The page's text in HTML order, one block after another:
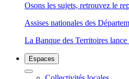
Osons les sujets, retrouvez le
Assises nationales des
La Banque des Territoires
Espaces
Espaces